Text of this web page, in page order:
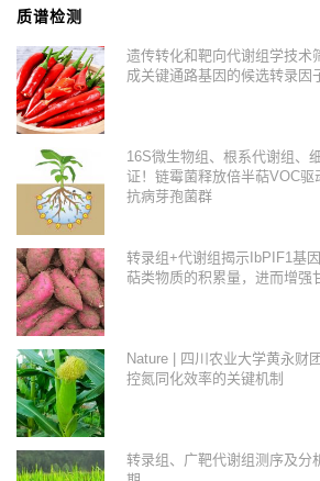
质谱检测
遗传转化和靶向代谢组学技术
成关键通路基因的候选转录因
16S微生物组、根系代谢组、
证！链霉菌释放倍半萜VOC驱
抗病芽孢菌群
转录组+代谢组揭示IbPIF1基
萜类物质的积累量，进而增强
Nature | 四川农业大学黄永财
控氮同化效率的关键机制
转录组、广靶代谢组测序及分